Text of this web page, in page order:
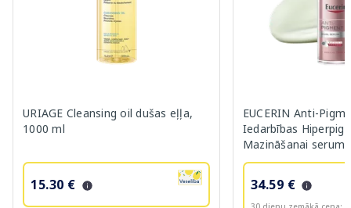
URIAGE Cleansing oil dušas eļļa,
1000 ml
15.30 €
EUCERIN Anti-
Iedarbības
Mazināšanai
34.59 €